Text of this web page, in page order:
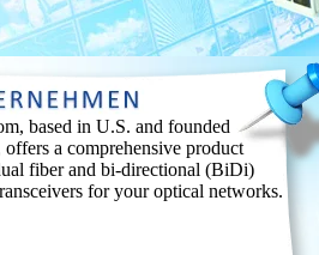
based in U.S. and founded
a comprehensive product
fiber and bi-directional (BiDi)
for your optical networks.
market bolstered as
in force ...